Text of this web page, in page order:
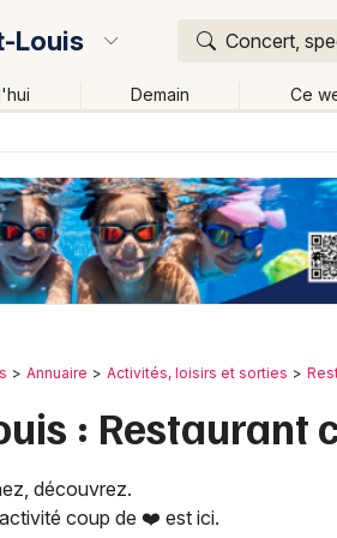
Louis Concert,
Demain Ce
Annuaire Activités, loisirs et sorties
: Restaurant
découvrez.
coup de ❤️ est ici.
Haut-Rhin (68) Alsace